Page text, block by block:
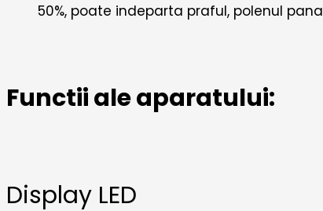
50%, poate indeparta praful, polenul
Functii ale aparatului:
Display LED